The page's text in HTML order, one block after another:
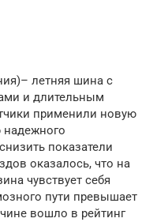
летняя шина с
и длительным
применили новую
показатели
оказалось, что на
чувствует себя
пути превышает
вошло в рейтинг